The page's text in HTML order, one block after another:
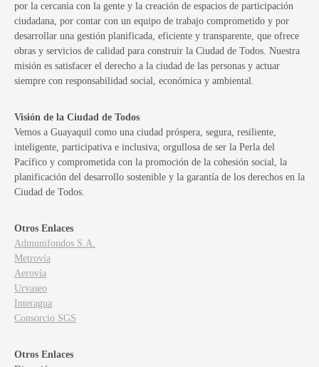
por la cercanía con la gente y la creación de espacios de participación
ciudadana, por contar con un equipo de trabajo comprometido y por
desarrollar una gestión planificada, eficiente y transparente, que ofrece
obras y servicios de calidad para construir la Ciudad de Todos. Nuestra
misión es satisfacer el derecho a la ciudad de las personas y actuar
siempre con responsabilidad social, económica y ambiental.
Visión de la Ciudad de Todos
Vemos a Guayaquil como una ciudad próspera, segura, resiliente,
inteligente, participativa e inclusiva; orgullosa de ser la Perla del
Pacífico y comprometida con la promoción de la cohesión social, la
planificación del desarrollo sostenible y la garantía de los derechos en la
Ciudad de Todos.
Otros Enlaces
Admunifondos S.A.
Metrovía
Aerovía
Urvaseo
Interagua
Consorcio SGS
Otros Enlaces